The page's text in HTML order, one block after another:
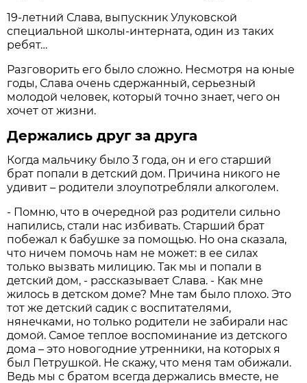
19-летний Слава, выпускник Улуковской
специальной школы-интерната, один из таких
ребят…
Разговорить его было сложно. Несмотря на юные
годы, Слава очень сдержанный, серьезный
молодой человек, который точно знает, чего он
хочет от жизни.
Держались друг за друга
Когда мальчику было 3 года, он и его старший
брат попали в детский дом. Причина никого не
удивит – родители злоупотребляли алкоголем.
- Помню, что в очередной раз родители сильно
напились, стали нас избивать. Старший брат
побежал к бабушке за помощью. Но она сказала,
что ничем помочь нам не может: в ее силах
только вызвать милицию. Так мы и попали в
детский дом, - рассказывает Слава. - Как мне
жилось в детском доме? Мне там было плохо. Это
тот же детский садик с воспитателями,
нянечками, но только родители не забирали нас
домой. Самое теплое воспоминание из детского
дома – это новогодние утренники, на которых я
был Петрушкой. Не скажу, что меня там обижали.
Ведь мы с братом всегда держались вместе, не